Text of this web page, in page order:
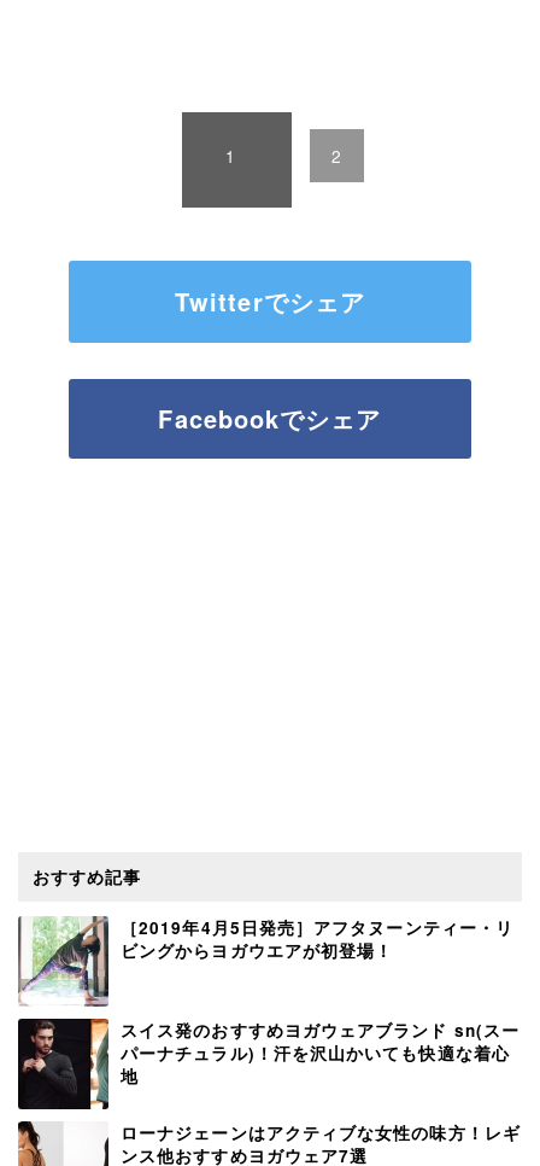
1 2
Twitterでシェア
Facebookでシェア
おすすめ記事
［2019年4月5日発売］アフタヌーンティー・リ
ビングからヨガウエアが初登場！
スイス発のおすすめヨガウェアブランド sn(スー
パーナチュラル)！汗を沢山かいても快適な着心
地
ローナジェーンはアクティブな女性の味方！レギ
ンス他おすすめヨガウェア7選